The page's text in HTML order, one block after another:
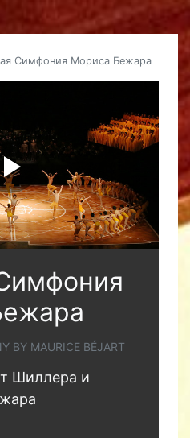
Симфония Мориса Бежара
BY MAURICE BÉJART
Шиллера и